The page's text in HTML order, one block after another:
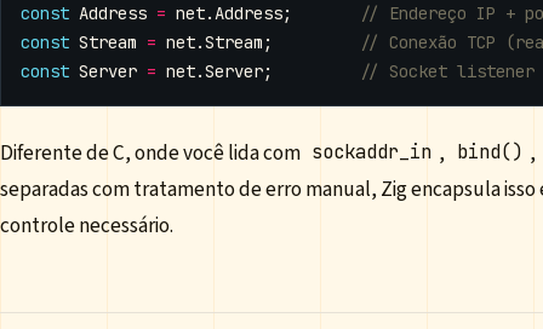
const Address = net.Address;
const Stream = net.Stream ;
const Server = net.Server;
Diferente de C, onde você lida com sockaddr_in , bind() ,
separadas com tratamento de erro manual, Zig encapsula
controle necessário.